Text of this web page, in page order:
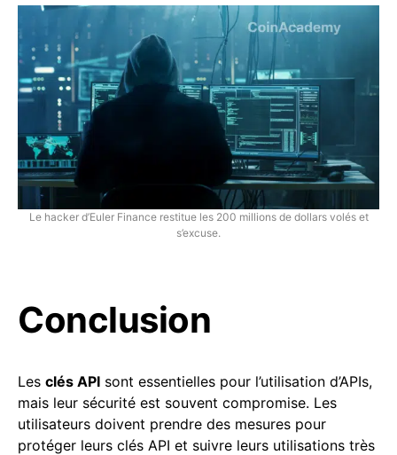
Le hacker d’Euler Finance restitue les 200 millions de dollars volés et
s’excuse.
Conclusion
Les clés API sont essentielles pour l’utilisation d’APIs,
mais leur sécurité est souvent compromise. Les
utilisateurs doivent prendre des mesures pour
protéger leurs clés API et suivre leurs utilisations très